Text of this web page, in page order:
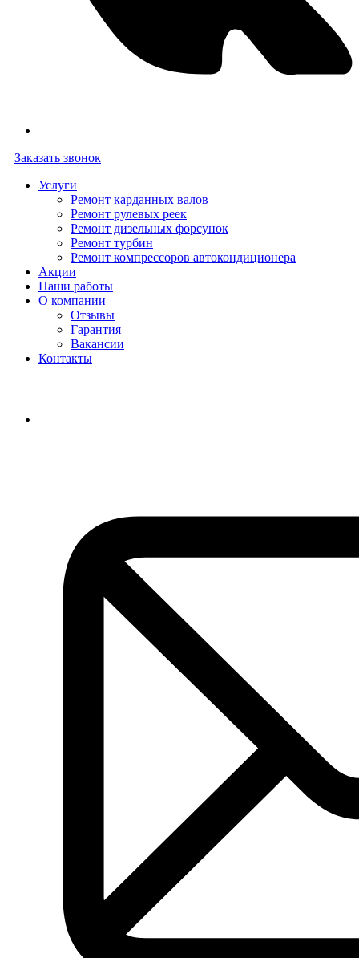
Заказать звонок
Услуги
Ремонт карданных валов
Ремонт рулевых реек
Ремонт дизельных форсунок
Ремонт турбин
Ремонт компрессоров автокондиционера
Акции
Наши работы
О компании
Отзывы
Гарантия
Вакансии
Контакты